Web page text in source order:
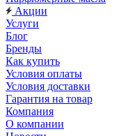
Акции
Услуги
Блог
Бренды
Как купить
Условия оплаты
Условия доставки
Гарантия на товар
Компания
О компании